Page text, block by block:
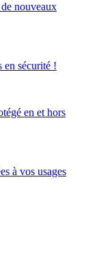
nouveaux
en sécurité !
en et hors
à vos usages